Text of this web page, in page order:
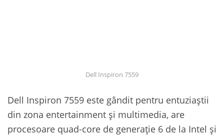
Dell Inspiron 7559
Dell Inspiron 7559 este gândit pentru entuziaștii
din zona entertainment şi multimedia, are
procesoare quad-core de generație 6 de la Intel şi